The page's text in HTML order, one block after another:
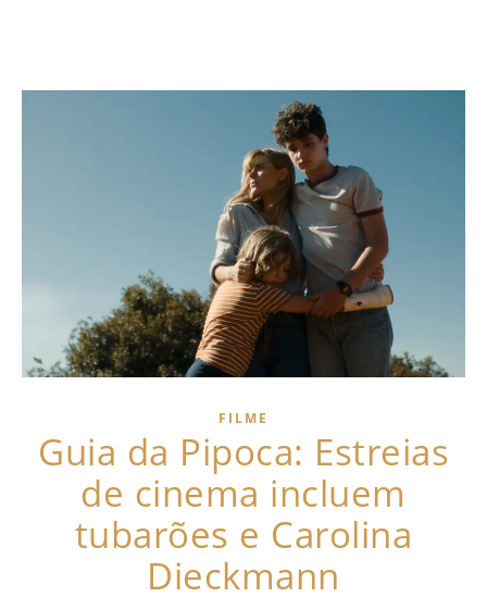
FILME
Guia da Pipoca: Estreias
de cinema incluem
tubarões e Carolina
Dieckmann